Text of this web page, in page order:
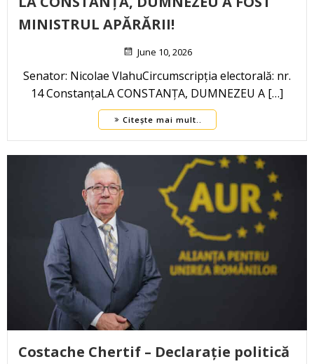
MINISTRUL APĂRĂRII!
June 10, 2026
Senator: Nicolae VlahuCircumscripția electorală: nr.
14 ConstanțaLA CONSTANȚA, DUMNEZEU A […]
Citește mai mult..
Costache Chertif – Declarație politică